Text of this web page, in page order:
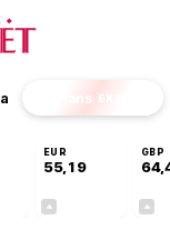
Finans EKSTRA
EUR
55,19
GBP